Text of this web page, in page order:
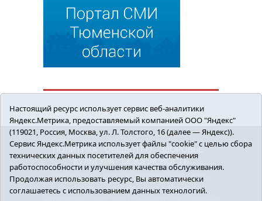
ПОЛИТИКА ОБЩЕСТВО
ЗДОРОВЬЕ
КУЛЬТУРА
БЕЗОПАСНОСТЬ
16+ © 2018 Сорокинский район в деталях.
Новости Сорокинского района
Настоящий ресурс использует сервис веб-аналитики
Яндекс.Метрика, предоставляемый компанией ООО "Яндекс"
(119021, Россия, Москва, ул. Л. Толстого, 16 (далее — Яндекс)).
Сервис Яндекс.Метрика использует файлы "cookie" с целью сбора
технических данных посетителей для обеспечения
работоспособности и улучшения качества обслуживания.
Продолжая использовать ресурс, Вы автоматически
соглашаетесь с использованием данных технологий.